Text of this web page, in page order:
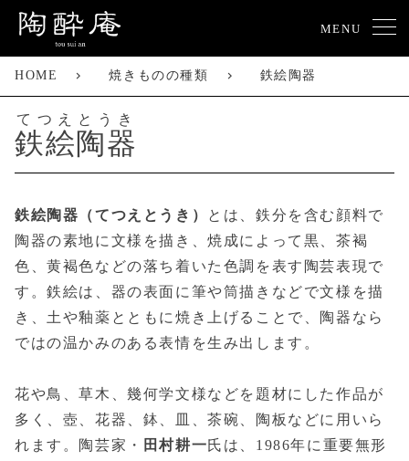
MENU
HOME 焼きものの種類 鉄絵陶器
鉄絵陶器
てつえとうき
鉄絵陶器（てつえとうき）
とは、鉄分を含む顔料で
陶器の素地に文様を描き、焼成によって黒、茶褐
色、黄褐色などの落ち着いた色調を表す陶芸表現で
す。鉄絵は、器の表面に筆や筒描きなどで文様を描
き、土や釉薬とともに焼き上げることで、陶器なら
ではの温かみのある表情を生み出します。
花や鳥、草木、幾何学文様などを題材にした作品が
多く、壺、花器、鉢、皿、茶碗、陶板などに用いら
れます。陶芸家・
田村耕一氏は、1986年に重要無形